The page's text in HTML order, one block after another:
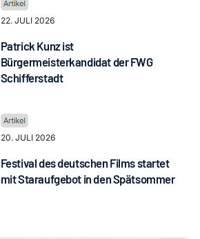
22. JULI 2026
Patrick Kunz ist
Bürgermeisterkandidat der FWG
Schifferstadt
20. JULI 2026
Festival des deutschen Films startet
mit Staraufgebot in den Spätsommer